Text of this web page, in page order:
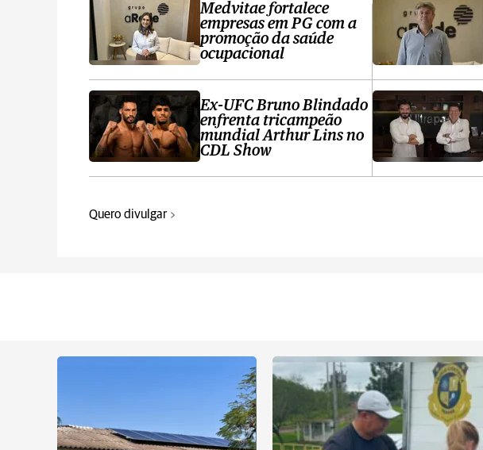
Medvitae fortalece
empresas em PG com a
promoção da saúde
ocupacional
Ex-UFC Bruno Blindado
enfrenta tricampeão
mundial Arthur Lins no
CDL Show
Quero divulgar